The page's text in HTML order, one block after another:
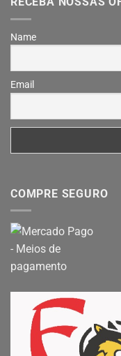
Name
Email
COMPRE SEGURO